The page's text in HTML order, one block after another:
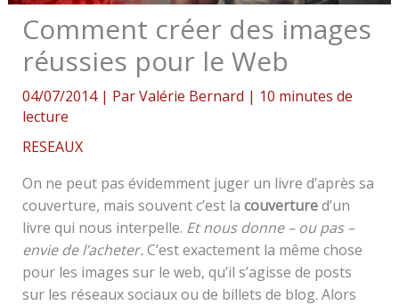
Comment créer des images
réussies pour le Web
04/07/2014 | ParValérie Bernard | 10 minutes de
lecture
RESEAUX
On ne peut pas évidemment juger un livre d’après sa
couverture, mais souvent c’est la couvertured’un
livre qui nous interpelle. Et nous donne – ou pas –
envie de l’acheter. C’est exactement la même chose
pour les images sur le web, qu’il s’agisse de posts
sur les réseaux sociaux ou de billets de blog. Alors